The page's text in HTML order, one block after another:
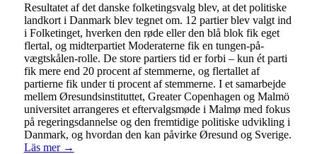
Resultatet af det danske folketingsvalg blev, at det politiske
landkort i Danmark blev tegnet om. 12 partier blev valgt ind
i Folketinget, hverken den røde eller den blå blok fik eget
flertal, og midterpartiet Moderaterne fik en tungen-på-
vægtskålen-rolle. De store partiers tid er forbi – kun ét parti
fik mere end 20 procent af stemmerne, og flertallet af
partierne fik under ti procent af stemmerne. I et samarbejde
mellem Øresundsinstituttet, Greater Copenhagen og Malmö
universitet arrangeres et eftervalgsmøde i Malmø med fokus
på regeringsdannelse og den fremtidige politiske udvikling i
Danmark, og hvordan den kan påvirke Øresund og Sverige.
Läs mer →